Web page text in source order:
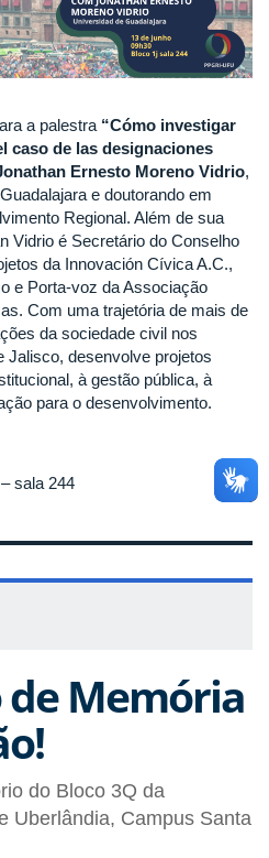
a palestra “Cómo investigar
caso de las designaciones
Ernesto Moreno Vidrio,
e doutorando em
Regional. Além de sua
Vidrio é Secretário do Conselho
da Innovación Cívica A.C.,
e Porta-voz da Associação
Com uma trajetória de mais de
da sociedade civil nos
Jalisco, desenvolve projetos
à gestão pública, à
para o desenvolvimento.
sala 244
de Memória
do Bloco 3Q da
Uberlândia, Campus Santa